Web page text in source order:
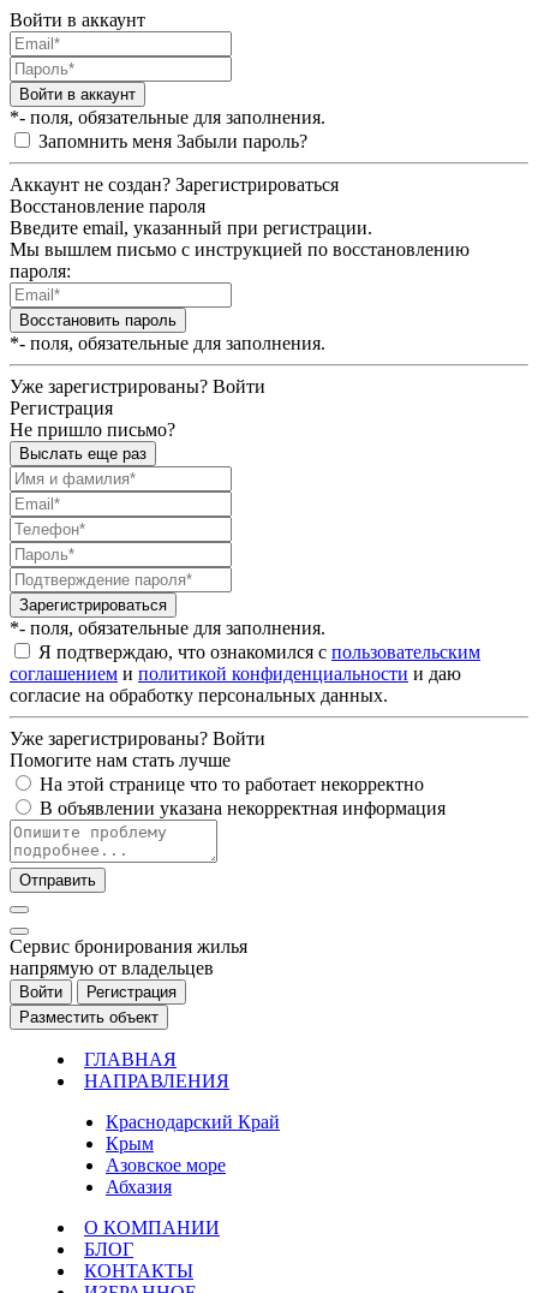
Войти в аккаунт
Войти в аккаунт
*- поля, обязательные для заполнения.
Запомнить меня Забыли пароль?
Аккаунт не создан? Зарегистрироваться
Восстановление пароля
Введите email, указанный при регистрации.
Мы вышлем письмо с инструкцией по восстановлению
пароля:
Восстановить пароль
*- поля, обязательные для заполнения.
Уже зарегистрированы? Войти
Регистрация
Не пришло письмо?
Выслать еще раз
Зарегистрироваться
*- поля, обязательные для заполнения.
Я подтверждаю, что ознакомился с пользовательским
соглашением и политикой конфиденциальности и даю
согласие на обработку персональных данных.
Уже зарегистрированы? Войти
Помогите нам стать лучше
На этой странице что то работает некорректно
В объявлении указана некорректная информация
Отправить
Cервис бронирования жилья
напрямую от владельцев
Войти
Регистрация
Разместить объект
ГЛАВНАЯ
НАПРАВЛЕНИЯ
Краснодарский Край
Крым
Азовское море
Абхазия
О КОМПАНИИ
БЛОГ
КОНТАКТЫ